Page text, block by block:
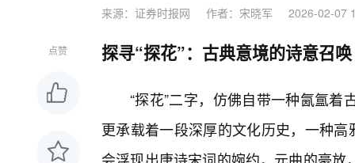
来源：证券时报网 作者：宋晓军 2026-02-07
点赞 探寻“探花”：古典意境的诗意召唤
“探花”二字，仿佛自带一种氤氲
更承载着一段深厚的文化历史，一种